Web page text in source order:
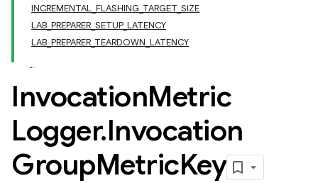
INCREMENTAL_FLASHING_TARGET_SIZE
LAB_PREPARER_SETUP_LATENCY
LAB_PREPARER_TEARDOWN_LATENCY
InvocationMetric
Logger.Invocation
GroupMetricKey